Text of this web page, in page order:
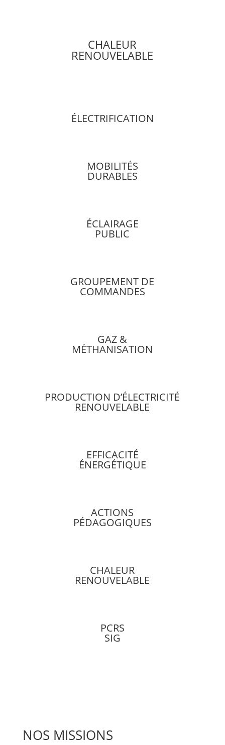
CHALEUR
RENOUVELABLE
ÉLECTRIFICATION
MOBILITÉS
DURABLES
ÉCLAIRAGE
PUBLIC
GROUPEMENT DE
COMMANDES
GAZ &
MÉTHANISATION
PRODUCTION D’ÉLECTRICITÉ
RENOUVELABLE
EFFICACITÉ
ÉNERGÉTIQUE
ACTIONS
PÉDAGOGIQUES
CHALEUR
RENOUVELABLE
PCRS
SIG
NOS MISSIONS